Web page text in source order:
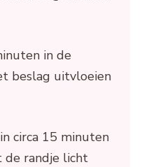
in de
beslag uitvloeien
circa 15 minuten
randje licht